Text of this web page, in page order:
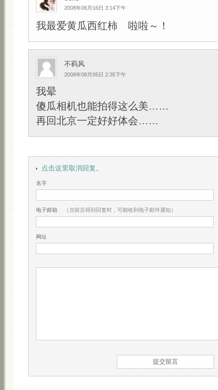
2008年06月16日 3:14下午
我最爱黄瓜西红柿 啦啦～！
不羁风
2008年08月05日 2:35下午
我晕
傻瓜相机也能拍得这么美……
再回北京一定好好体会……
点击这里取消回复。
名字
电子邮箱 （当留言得到回复时，可能收到电子邮件通知）
网址